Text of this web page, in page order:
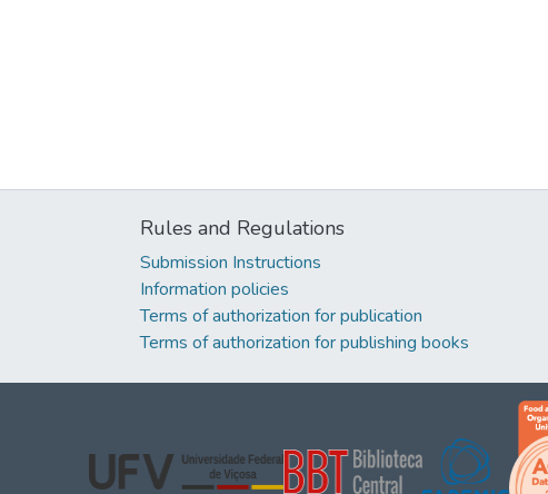
Rules and Regulations
Submission Instructions
Information policies
Terms of authorization for publication
Terms of authorization for publishing books